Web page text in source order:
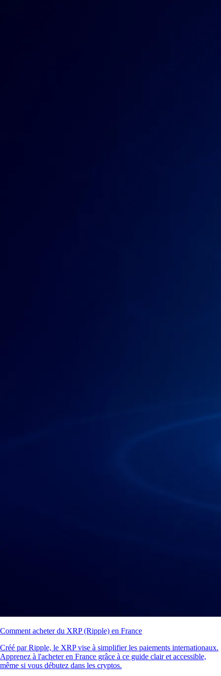
Comment acheter du XRP (Ripple) en France
Créé par Ripple, le XRP vise à simplifier les paiements internationaux.
Apprenez à l'acheter en France grâce à ce guide clair et accessible,
même si vous débutez dans les cryptos.